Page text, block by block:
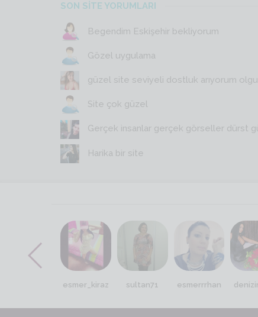
SON SİTE YORUMLARI
Begendim Eskişehir bekliyorum
Gözel uygulama
güzel site seviyeli dostluk arıyorum
Site çok güzel
Gerçek insanlar gerçek görseller dürst
Harika bir site
esmer_kiraz sultan71 esmerrrhan